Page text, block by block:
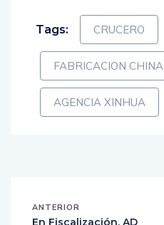
Tags: CRUCERO
FABRICACION CHINA
AGENCIA XINHUA
ANTERIOR
En Fiscalización, AD